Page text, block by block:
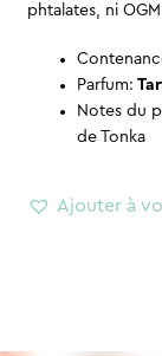
phtalates, ni
Parfum:
Notes du
de Tonka
Ajouter à